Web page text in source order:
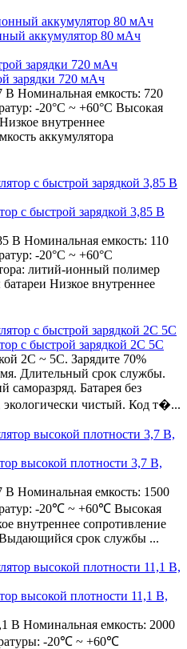
аккумулятор 80 мАч
зарядки 720 мАч
Номинальная емкость: 720
-20°C ~ +60°C Высокая
внутреннее
аккумулятора
с быстрой зарядкой 3,85 В
В Номинальная емкость: 110
-20°C ~ +60°C
литий-ионный полимер
Низкое внутреннее
с быстрой зарядкой 2C 5C
2C ~ 5C. Зарядите 70%
Длительный срок службы.
саморазряд. Батарея без
чистый. Код т�...
высокой плотности 3,7 В,
Номинальная емкость: 1500
-20℃ ~ +60℃ Высокая
внутреннее сопротивление
Выдающийся срок службы ...
высокой плотности 11,1 В,
В Номинальная емкость: 2000
-20℃ ~ +60℃